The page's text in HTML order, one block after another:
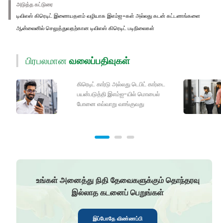
அடுத்த கட்டுரை
டிவிஎஸ் கிரெடிட் இணையதளம் வழியாக இஎம்ஐ-கள் அல்லது கடன் கட்டணங்களை
ஆன்லைனில் செலுத்துவதற்கான டிவிஎஸ் கிரெடிட் படிநிலைகள்
பிரபலமானவலைப்பதிவுகள்
கிரெடிட் கார்டு அல்லது டெபிட் கார்டை
பயன்படுத்தி இஎம்ஐ-யில் மொபைல்
போனை எவ்வாறு வாங்குவது
உங்கள் அனைத்து நிதி தேவைகளுக்கும் தொந்தரவு
இல்லாத கடனைப் பெறுங்கள்
இப்போதே விண்ணப்பி